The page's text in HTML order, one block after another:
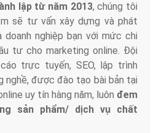
lập từ năm 2013, chúng tôi
sẽ tư vấn xây dựng và phát
nghiệp bạn với mức chi
tư cho marketing online. Đội
trực tuyến, SEO, lập trình
nghề, được đào tạo bài bản tại
uy tín hàng năm, luôn đem
sản phẩm/ dịch vụ chất